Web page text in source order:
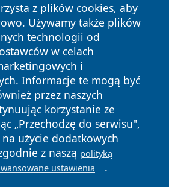
z plików cookies, aby
Używamy także plików
technologii od
w celach
i
Informacje te mogą być
przez naszych
korzystanie ze
„Przechodzę do serwisu",
użycie dodatkowych
z naszą polityką
ustawienia .
Wszystkie prawa
Polityka
Cookies